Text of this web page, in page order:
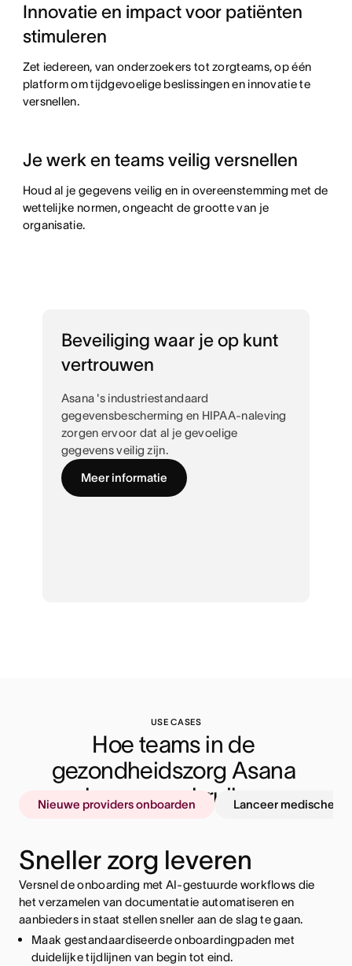
Innovatie en impact voor patiënten
stimuleren
Zet iedereen, van onderzoekers tot zorgteams, op één
platform om tijdgevoelige beslissingen en innovatie te
versnellen.
Je werk en teams veilig versnellen
Houd al je gegevens veilig en in overeenstemming met de
wettelijke normen, ongeacht de grootte van je
organisatie.
Beveiliging waar je op kunt
vertrouwen
Asana 's industriestandaard
gegevensbescherming en HIPAA-naleving
zorgen ervoor dat al je gevoelige
gegevens veilig zijn.
Meer informatie
USE CASES
Hoe teams in de
gezondheidszorg Asana
kunnen gebruiken
Nieuwe providers onboarden Lanceer medische
Sneller zorg leveren
Versnel de onboarding met AI-gestuurde workflows die
het verzamelen van documentatie automatiseren en
aanbieders in staat stellen sneller aan de slag te gaan.
Maak gestandaardiseerde onboardingpaden met
duidelijke tijdlijnen van begin tot eind.
Centraliseer regelgevende vereisten met een duidelijk
eigendom en deadlines